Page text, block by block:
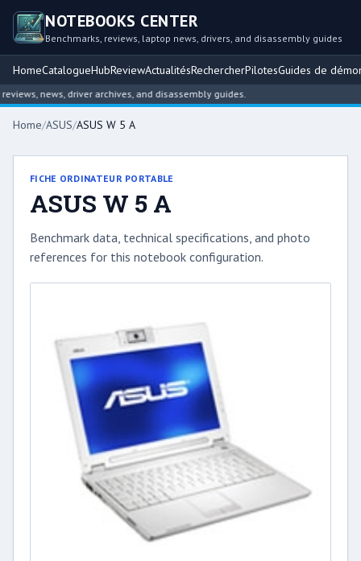
NOTEBOOKS CENTER
Benchmarks, reviews, laptop news, drivers, and disassembly guides
HomeCatalogueHubReviewActualitésRechercherPilotesGuides de
news, driver archives, and disassembly guides.
Home/ASUS/ASUS W 5 A
FICHE ORDINATEUR PORTABLE
ASUS W 5 A
Benchmark data, technical specifications, and photo
references for this notebook configuration.